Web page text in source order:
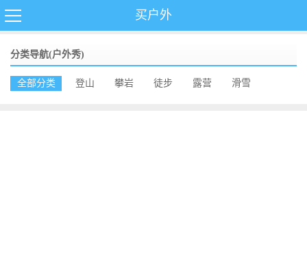
买户外
分类导航(户外秀)
全部分类 登山 攀岩 徒步 露营
滑雪